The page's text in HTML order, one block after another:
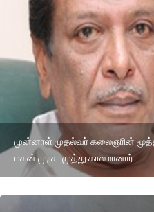
முன்னாள் முதல்வர் கலைஞரின்
மகன் மு, க. முத்து காலமானார்.